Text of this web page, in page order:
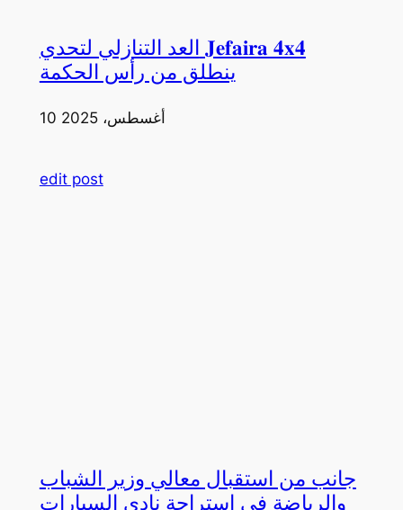
العد التنازلي لتحدي 𝐉𝐞𝐟𝐚𝐢𝐫𝐚 𝟒𝐱𝟒
ينطلق من رأس الحكمة
10 أغسطس، 2025
edit post
جانب من استقبال معالي وزير الشباب
والرياضة في استراحة نادي السيارات